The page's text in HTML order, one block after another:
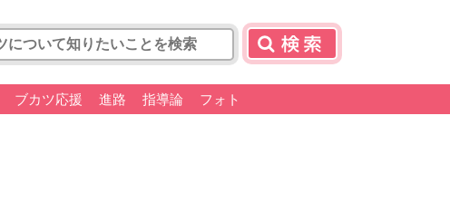
ブカツ応援 進路 指導論 フォト